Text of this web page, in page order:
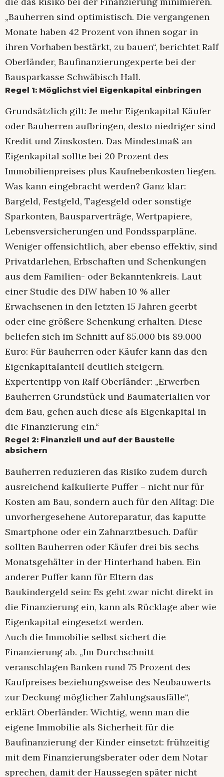
„Bauherren sind optimistisch. Die vergangenen
Monate haben 42 Prozent von ihnen sogar in
ihren Vorhaben bestärkt, zu bauen“, berichtet Ralf
Oberländer, Baufinanzierungexperte bei der
Bausparkasse Schwäbisch Hall.
Regel 1: Möglichst viel Eigenkapital einbringen
Grundsätzlich gilt: Je mehr Eigenkapital Käufer
oder Bauherren aufbringen, desto niedriger sind
Kredit und Zinskosten. Das Mindestmaß an
Eigenkapital sollte bei 20 Prozent des
Immobilienpreises plus Kaufnebenkosten liegen.
Was kann eingebracht werden? Ganz klar:
Bargeld, Festgeld, Tagesgeld oder sonstige
Sparkonten, Bausparverträge, Wertpapiere,
Lebensversicherungen und Fondssparpläne.
Weniger offensichtlich, aber ebenso effektiv, sind
Privatdarlehen, Erbschaften und Schenkungen
aus dem Familien- oder Bekanntenkreis. Laut
einer Studie des DIW haben 10 % aller
Erwachsenen in den letzten 15 Jahren geerbt
oder eine größere Schenkung erhalten. Diese
beliefen sich im Schnitt auf 85.000 bis 89.000
Euro: Für Bauherren oder Käufer kann das den
Eigenkapitalanteil deutlich steigern.
Expertentipp von Ralf Oberländer: „Erwerben
Bauherren Grundstück und Baumaterialien vor
dem Bau, gehen auch diese als Eigenkapital in
die Finanzierung ein.“
Regel 2: Finanziell und auf der Baustelle
absichern
Bauherren reduzieren das Risiko zudem durch
ausreichend kalkulierte Puffer – nicht nur für
Kosten am Bau, sondern auch für den Alltag: Die
unvorhergesehene Autoreparatur, das kaputte
Smartphone oder ein Zahnarztbesuch. Dafür
sollten Bauherren oder Käufer drei bis sechs
Monatsgehälter in der Hinterhand haben. Ein
anderer Puffer kann für Eltern das
Baukindergeld sein: Es geht zwar nicht direkt in
die Finanzierung ein, kann als Rücklage aber wie
Eigenkapital eingesetzt werden.
Auch die Immobilie selbst sichert die
Finanzierung ab. „Im Durchschnitt
veranschlagen Banken rund 75 Prozent des
Kaufpreises beziehungsweise des Neubauwerts
zur Deckung möglicher Zahlungsausfälle“,
erklärt Oberländer. Wichtig, wenn man die
eigene Immobilie als Sicherheit für die
Baufinanzierung der Kinder einsetzt: frühzeitig
mit dem Finanzierungsberater oder dem Notar
sprechen, damit der Haussegen später nicht